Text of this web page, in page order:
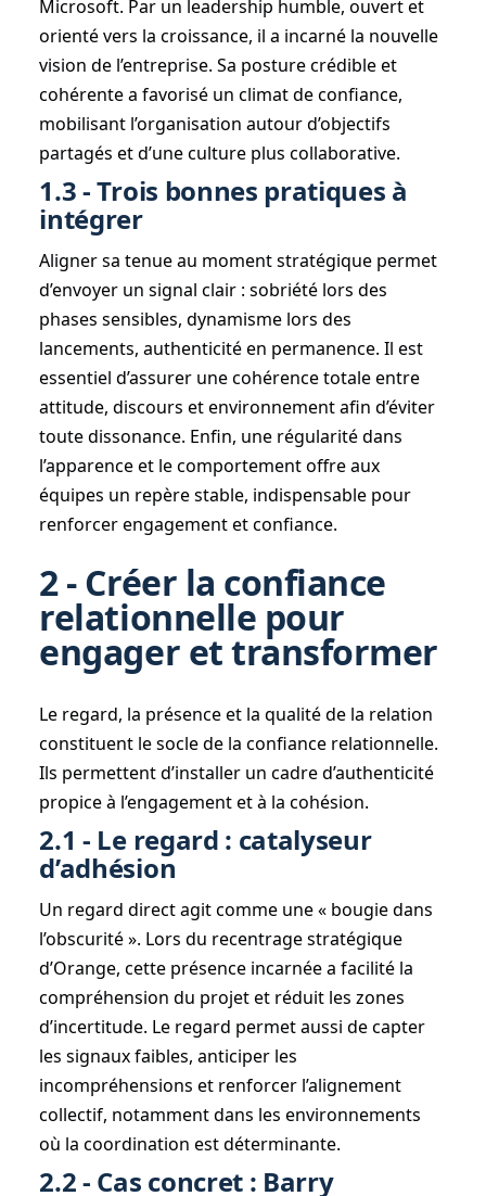
Microsoft. Par un leadership humble, ouvert et
orienté vers la croissance, il a incarné la nouvelle
vision de l’entreprise. Sa posture crédible et
cohérente a favorisé un climat de confiance,
mobilisant l’organisation autour d’objectifs
partagés et d’une culture plus collaborative.
1.3 - Trois bonnes pratiques à
intégrer
Aligner sa tenue au moment stratégique permet
d’envoyer un signal clair : sobriété lors des
phases sensibles, dynamisme lors des
lancements, authenticité en permanence. Il est
essentiel d’assurer une cohérence totale entre
attitude, discours et environnement afin d’éviter
toute dissonance. Enfin, une régularité dans
l’apparence et le comportement offre aux
équipes un repère stable, indispensable pour
renforcer engagement et confiance.
2 - Créer la confiance
relationnelle pour
engager et transformer
Le regard, la présence et la qualité de la relation
constituent le socle de la confiance relationnelle.
Ils permettent d’installer un cadre d’authenticité
propice à l’engagement et à la cohésion.
2.1 - Le regard : catalyseur
d’adhésion
Un regard direct agit comme une « bougie dans
l’obscurité ». Lors du recentrage stratégique
d’Orange, cette présence incarnée a facilité la
compréhension du projet et réduit les zones
d’incertitude. Le regard permet aussi de capter
les signaux faibles, anticiper les
incompréhensions et renforcer l’alignement
collectif, notamment dans les environnements
où la coordination est déterminante.
2.2 - Cas concret : Barry